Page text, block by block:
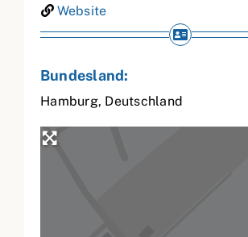
Website
Bundesland:
Hamburg, Deutschland